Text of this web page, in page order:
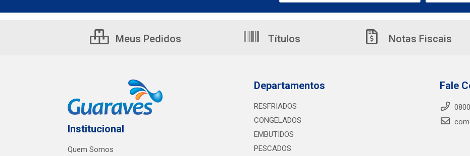
Meus Pedidos Títulos Notas Fiscais
Institucional
Quem Somos
Departamentos
RESFRIADOS
CONGELADOS
EMBUTIDOS
PESCADOS
Fale